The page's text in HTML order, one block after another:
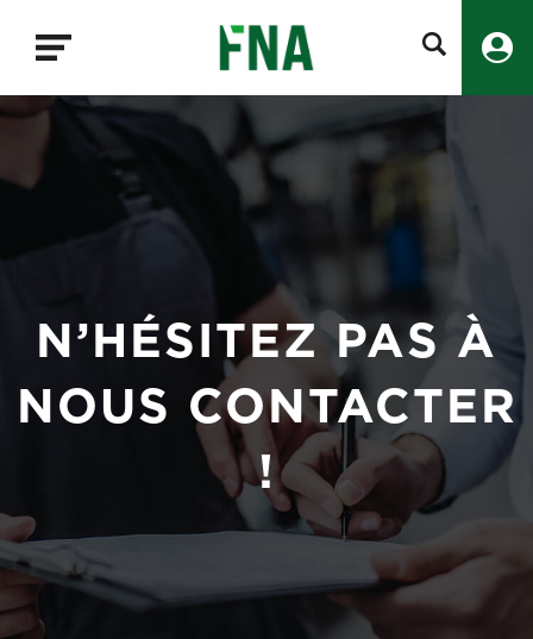
recherche
N’HÉSITEZ PAS À
NOUS CONTACTER
!